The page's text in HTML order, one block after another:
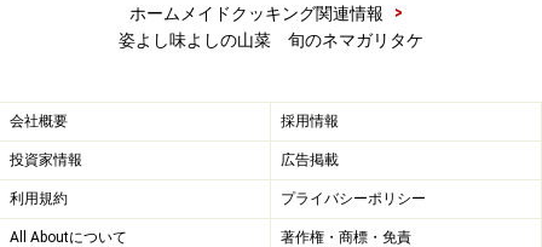
ホームメイドクッキング関連情報
>
姿よし味よしの山菜 旬のネマガリタケ
会社概要 採用情報
投資家情報 広告掲載
利用規約 プライバシーポリシー
All Aboutについて 著作権・商標・免責